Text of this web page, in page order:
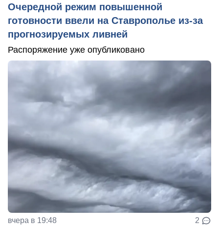
Очередной режим повышенной
готовности ввели на Ставрополье из-за
прогнозируемых ливней
Распоряжение уже опубликовано
вчера в 19:48 2